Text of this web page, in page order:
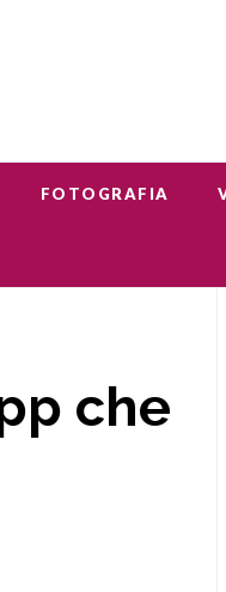
FOTOGRAFIA
che